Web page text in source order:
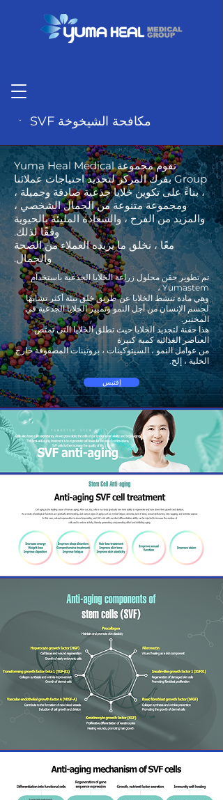
ㆍ SVF مكافحة الشيخوخة
تقوم مجموعة Yuma Heal Medical
Group بفرك المركز لتحديد احتياجات عملائنا
، بناءً على تكوين خلايا جذعية صادقة وجميلة ،
ومجموعة متنوعة من الجمال الشخصي ،
والمزيد من الفرح ، والسعادة المليئة بالحيوية
وفقًا لذلك.
معًا ، نخلق ما يريده العملاء من الصحة
والجمال.
تم تطوير حقن محلول زراعة الخلايا الجذعية باستخدام
Yumastem ،
وهي مادة تنشط الخلايا عن طريق خلق بيئة أكثر تشابهًا
لجسم الإنسان من أجل النمو وتمييز الخلايا الجذعية في
المختبر.
هذا حقنة لتجديد الخلايا حيث تطلق الخلايا التي تمتص
العناصر الغذائية كمية كبيرة
من عوامل النمو ، السيتوكينات ، بروتينات المصفوفة خارج
الخلية ، إلخ.
إقتبس